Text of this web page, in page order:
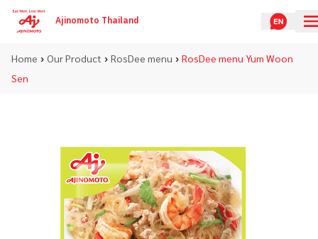
Ajinomoto Thailand
Home › Our Product › RosDee menu › RosDee menu Yum Woon
Sen